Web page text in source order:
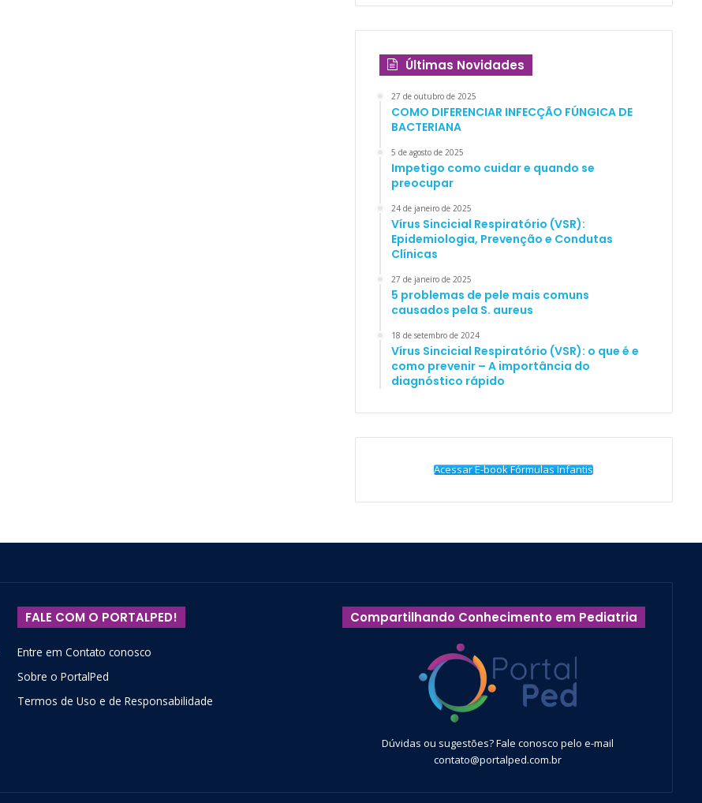
Últimas Novidades
27 de outubro de 2025
COMO DIFERENCIAR INFECÇÃO FÚNGICA DE
BACTERIANA
5 de agosto de 2025
Impetigo como cuidar e quando se
preocupar
24 de janeiro de 2025
Vírus Sincicial Respiratório (VSR):
Epidemiologia, Prevenção e Condutas
Clínicas
27 de janeiro de 2025
5 problemas de pele mais comuns
causados pela S. aureus
18 de setembro de 2024
Vírus Sincicial Respiratório (VSR): o que é e
como prevenir – A importância do
diagnóstico rápido
Acessar E-book Fórmulas Infantis
FALE COM O PORTALPED!
Entre em Contato conosco
Sobre o PortalPed
Termos de Uso e de Responsabilidade
Compartilhando Conhecimento em Pediatria
Dúvidas ou sugestões? Fale conosco pelo e-mail
contato@portalped.com.br